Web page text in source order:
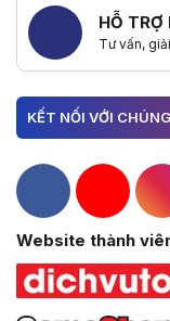
HỖ TRỢ
Tư vấn,
KẾT NỐI VỚI
Hacom
Website thành